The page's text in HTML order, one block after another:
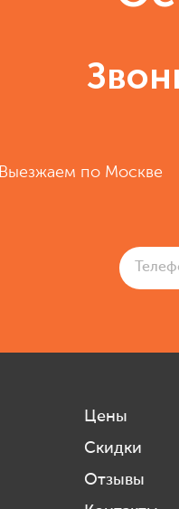
Выезжаем по Москве
Цены
Скидки
Отзывы